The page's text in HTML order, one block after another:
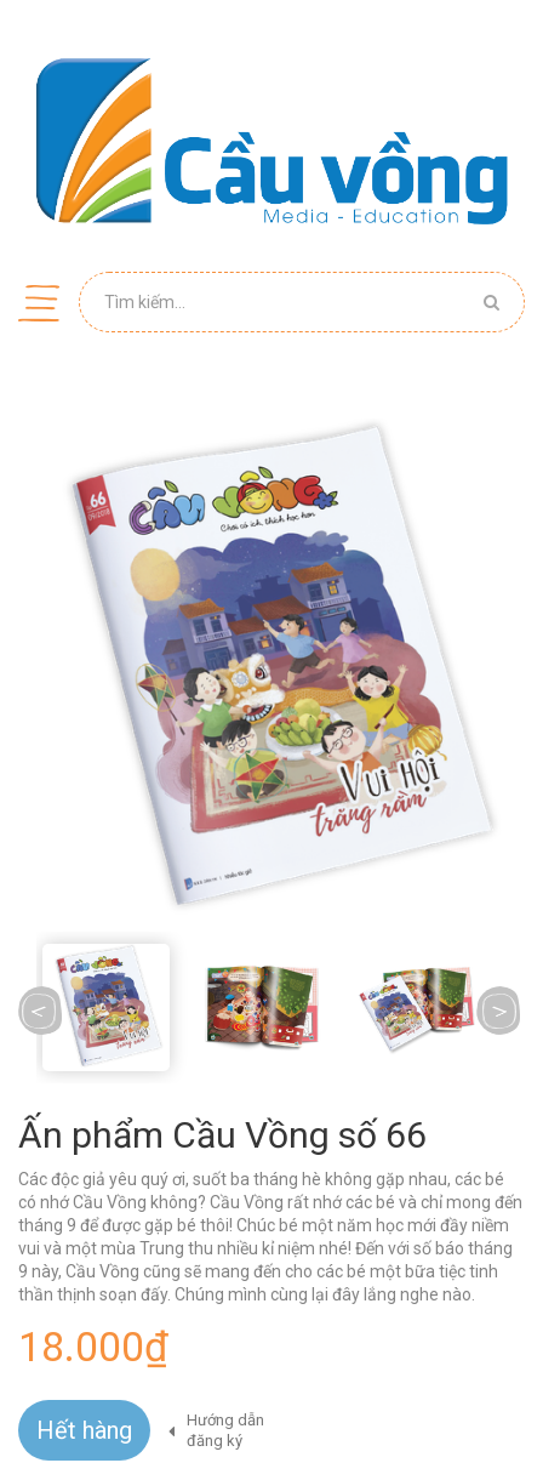
prev next
Ấn phẩm Cầu Vồng số 66
Các độc giả yêu quý ơi, suốt ba tháng hè không gặp nhau, các bé
có nhớ Cầu Vồng không? Cầu Vồng rất nhớ các bé và chỉ mong đến
tháng 9 để được gặp bé thôi! Chúc bé một năm học mới đầy niềm
vui và một mùa Trung thu nhiều kỉ niệm nhé! Đến với số báo tháng
9 này, Cầu Vồng cũng sẽ mang đến cho các bé một bữa tiệc tinh
thần thịnh soạn đấy. Chúng mình cùng lại đây lắng nghe nào.
18.000₫
Hết hàng
Hướng dẫn
đăng ký